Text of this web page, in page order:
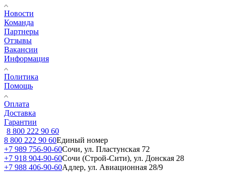
Новости
Команда
Партнеры
Отзывы
Вакансии
Информация
Политика
Помощь
Оплата
Доставка
Гарантии
8 800 222 90 60
8 800 222 90 60Единый номер
+7 989 756-90-60Сочи, ул. Пластунская 72
+7 918 904-90-60Сочи (Строй-Сити), ул. Донская 28
+7 988 406-90-60Адлер, ул. Авиационная 28/9